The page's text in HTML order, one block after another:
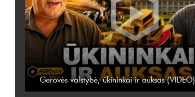
Gerovės valstybė, ūkininkai ir auksas (VIDEO)